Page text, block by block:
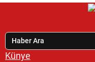
Künye